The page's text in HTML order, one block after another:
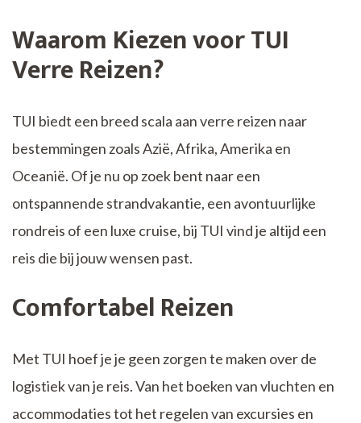
Waarom Kiezen voor TUI
Verre Reizen?
TUI biedt een breed scala aan verre reizen naar
bestemmingen zoals Azië, Afrika, Amerika en
Oceanië. Of je nu op zoek bent naar een
ontspannende strandvakantie, een avontuurlijke
rondreis of een luxe cruise, bij TUI vind je altijd een
reis die bij jouw wensen past.
Comfortabel Reizen
Met TUI hoef je je geen zorgen te maken over de
logistiek van je reis. Van het boeken van vluchten en
accommodaties tot het regelen van excursies en